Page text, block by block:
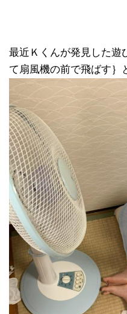
最近Ｋくんが発見した遊
て扇風機の前で飛ばす｝